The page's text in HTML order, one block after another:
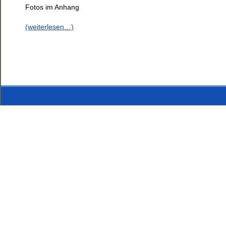
Fotos im Anhang
(weiterlesen…)